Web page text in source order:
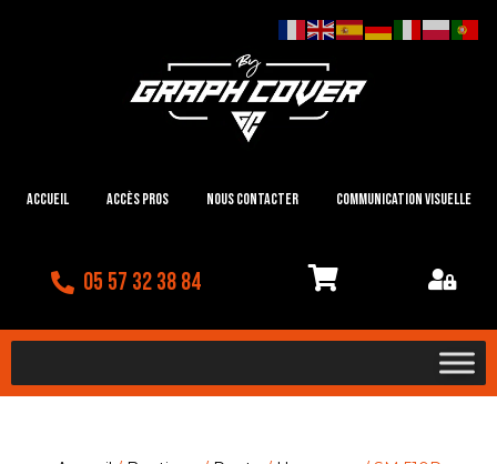
Accueil Accès Pros Nous contacter Communication visuelle
05 57 32 38 84